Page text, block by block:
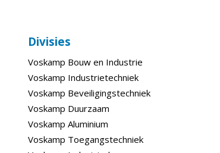
Divisies
Voskamp Bouw en Industrie
Voskamp Industrietechniek
Voskamp Beveiligingstechniek
Voskamp Duurzaam
Voskamp Aluminium
Voskamp Toegangstechniek